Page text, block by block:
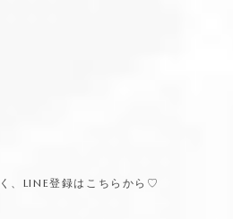
、LINE登録はこちらから♡